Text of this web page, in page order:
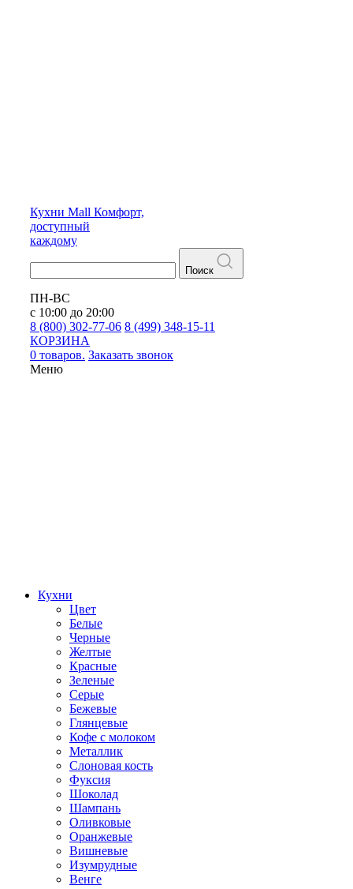
Кухни Mall Комфорт,
доступный
каждому
Поиск
ПН-ВС
с 10:00 до 20:00
8 (800) 302-77-06 8 (499) 348-15-11
КОРЗИНА
0 товаров. Заказать звонок
Меню
Кухни
Цвет
Белые
Черные
Желтые
Красные
Зеленые
Серые
Бежевые
Глянцевые
Кофе с молоком
Металлик
Слоновая кость
Фуксия
Шоколад
Шампань
Оливковые
Оранжевые
Вишневые
Изумрудные
Венге